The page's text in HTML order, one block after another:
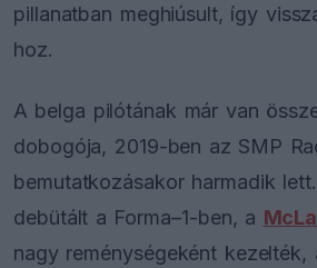
pillanatban meghiúsult, így
hoz.
A belga pilótának már van
dobogója, 2019-ben az SMP
bemutatkozásakor harmadik
debütált a Forma–1-ben, a
nagy reménységeként kezelték,